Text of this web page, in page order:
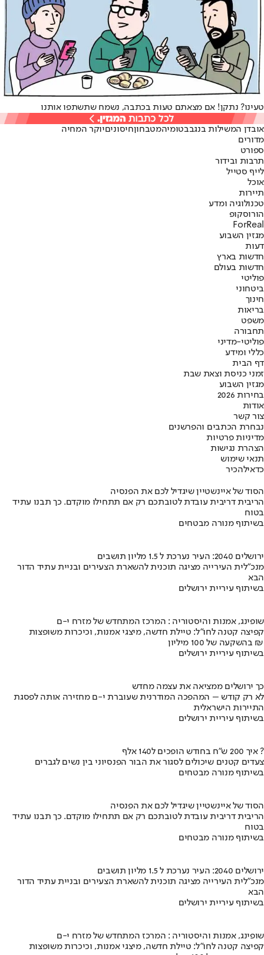
טעינו? נתקן! אם מצאתם טעות בכתבה, נשמח שתשתפו אותנו
אובדן המשילות בנגבבטומיהמטבחוןחיסוניםיוקר המחיה
מדורים
ספורט
תרבות ובידור
לייף סטייל
אוכל
תיירות
טכנולוגיה ומדע
הורוסקופ
ForReal
מגזין השבוע
דעות
חדשות בארץ
חדשות בעולם
פוליטי
ביטחוני
חינוך
בריאות
משפט
תחבורה
פוליטי-מדיני
כללי ומידע
דף הבית
זמני כניסת וצאת שבת
מגזין השבוע
בחירות 2026
אודות
צור קשר
נבחרת הכתבים והפרשנים
מדיניות פרטיות
הצהרת נגישות
תנאי שימוש
כדאילהכיר
הסוד של איינשטיין שיגדיל לכם את הפנסיה
הריבית דריבית עובדת לטובתכם רק אם תתחילו מוקדם. כך תבנו עתיד
בטוח
בשיתוף מנורה מבטחים
ירושלים 2040: העיר נערכת ל 1.5 מליון תושבים
מנכ"לית העירייה מציגה תוכנית להשארת הצעירים ובניית עתיד הדור
הבא
בשיתוף עיריית ירושלים
שופינג, אמנות והיסטוריה : המרכז המתחדש של מזרח י-ם
קפיצה קטנה לחו"ל: טיילת חדשה, מיצגי אמנות, וכיכרות משופצות
בהשקעה של 100 מיליון ₪
בשיתוף עיריית ירושלים
כך ירושלים ממציאה את עצמה מחדש
לא רק קודש – המהפכה המודרנית שעוברת י-ם מחזירה אותה לפסגת
התיירות הישראלית
בשיתוף עיריית ירושלים
איך 200 ש"ח בחודש הופכים ל140 אלף ?
צעדים קטנים שיכולים לסגור את הבור הפנסיוני בין נשים לגברים
בשיתוף מנורה מבטחים
הסוד של איינשטיין שיגדיל לכם את הפנסיה
הריבית דריבית עובדת לטובתכם רק אם תתחילו מוקדם. כך תבנו עתיד
בטוח
בשיתוף מנורה מבטחים
ירושלים 2040: העיר נערכת ל 1.5 מליון תושבים
מנכ"לית העירייה מציגה תוכנית להשארת הצעירים ובניית עתיד הדור
הבא
בשיתוף עיריית ירושלים
שופינג, אמנות והיסטוריה : המרכז המתחדש של מזרח י-ם
קפיצה קטנה לחו"ל: טיילת חדשה, מיצגי אמנות, וכיכרות משופצות